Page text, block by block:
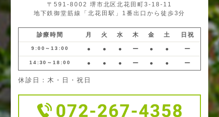
〒591-8002 堺市北区北花田町3-18-11
地下鉄御堂筋線「北花田駅」1番出口から徒歩3分
診療時間 月 火 水 木 金 土 日祝
9:00～13:00 ● ● ● ー ● ● ー
14:30～18:00 ● ● ● ー ● ● ー
休診日：木・日・祝日